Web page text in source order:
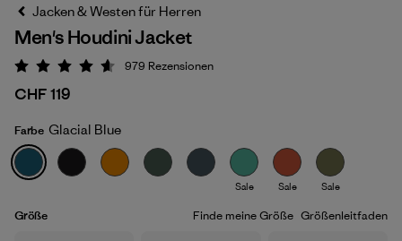
Glacial Blue
Jacken & Westen für Herren
Men's Houdini Jacket
Bewertung: 4.6 / 5
979 Rezensionen
CHF 119
Farbe Glacial Blue
Sale Sale Sale
Größe Finde meine Größe Größenleitfaden